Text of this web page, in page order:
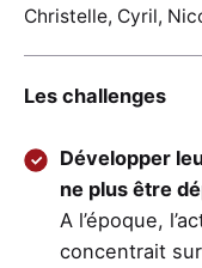
Christelle, Cyril,
Les challenges
Développer
ne plus être
A l’époque,
concentrait